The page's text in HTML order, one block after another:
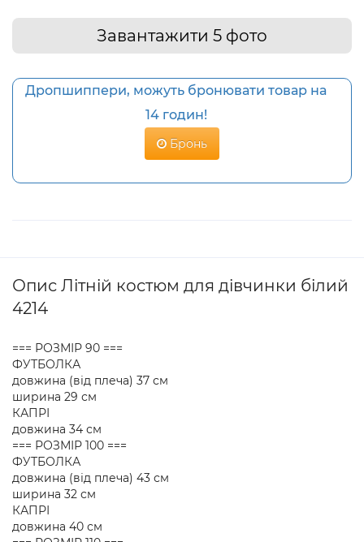
Завантажити 5 фото
Дропшиппери, можуть бронювати товар на
14 годин!
Бронь
Опис Літній костюм для дівчинки білий
4214
=== РОЗМІР 90 ===
ФУТБОЛКА
довжина (від плеча) 37 см
ширина 29 см
КАПРІ
довжина 34 см
=== РОЗМІР 100 ===
ФУТБОЛКА
довжина (від плеча) 43 см
ширина 32 см
КАПРІ
довжина 40 см